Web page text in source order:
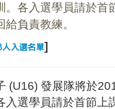
。各入選學員請於首
負責教練。
人入選名單]
(U16) 發展隊將於
入選學員請於首節上